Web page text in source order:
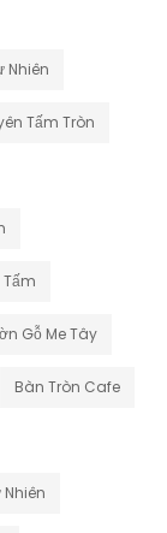
Nhiên
Tấm Tròn
Gỗ Me Tây
Bàn Tròn Cafe
Nhiên